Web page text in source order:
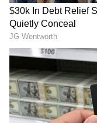
காவலர்கள்,
புகைப்படக்
34 பேருக்கு
பட்டியலில்
சைபர் கிரைம்
பிரிவுகளை